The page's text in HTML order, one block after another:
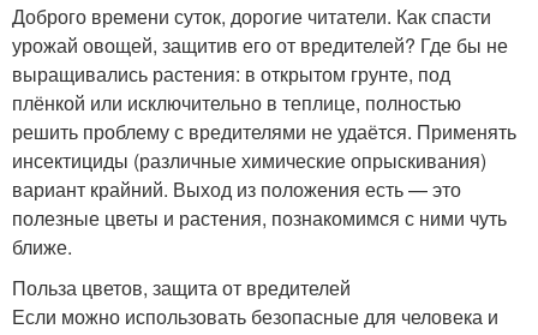
Доброго времени суток, дорогие читатели. Как спасти
урожай овощей, защитив его от вредителей? Где бы не
выращивались растения: в открытом грунте, под
плёнкой или исключительно в теплице, полностью
решить проблему с вредителями не удаётся. Применять
инсектициды (различные химические опрыскивания)
вариант крайний. Выход из положения есть — это
полезные цветы и растения, познакомимся с ними чуть
ближе.
Польза цветов, защита от вредителей
Если можно использовать безопасные для человека и